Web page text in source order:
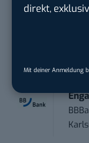
direkt,
Mit deiner Anmeldung